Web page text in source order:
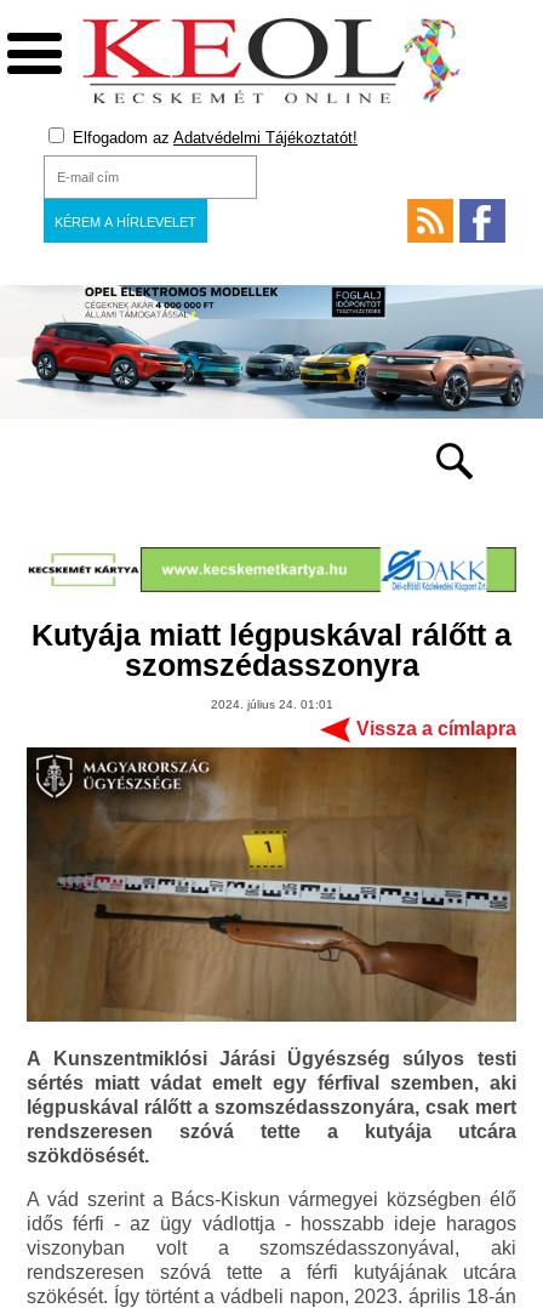
Elfogadom az Adatvédelmi Tájékoztatót!
Kutyája miatt légpuskával rálőtt a
szomszédasszonyra
2024. július 24. 01:01
Vissza a címlapra
A Kunszentmiklósi Járási Ügyészség súlyos testi
sértés miatt vádat emelt egy férfival szemben, aki
légpuskával rálőtt a szomszédasszonyára, csak mert
rendszeresen szóvá tette a kutyája utcára
szökdösését.
A vád szerint a Bács-Kiskun vármegyei községben élő
idős férfi - az ügy vádlottja - hosszabb ideje haragos
viszonyban volt a szomszédasszonyával, aki
rendszeresen szóvá tette a férfi kutyájának utcára
szökését. Így történt a vádbeli napon, 2023. április 18-án